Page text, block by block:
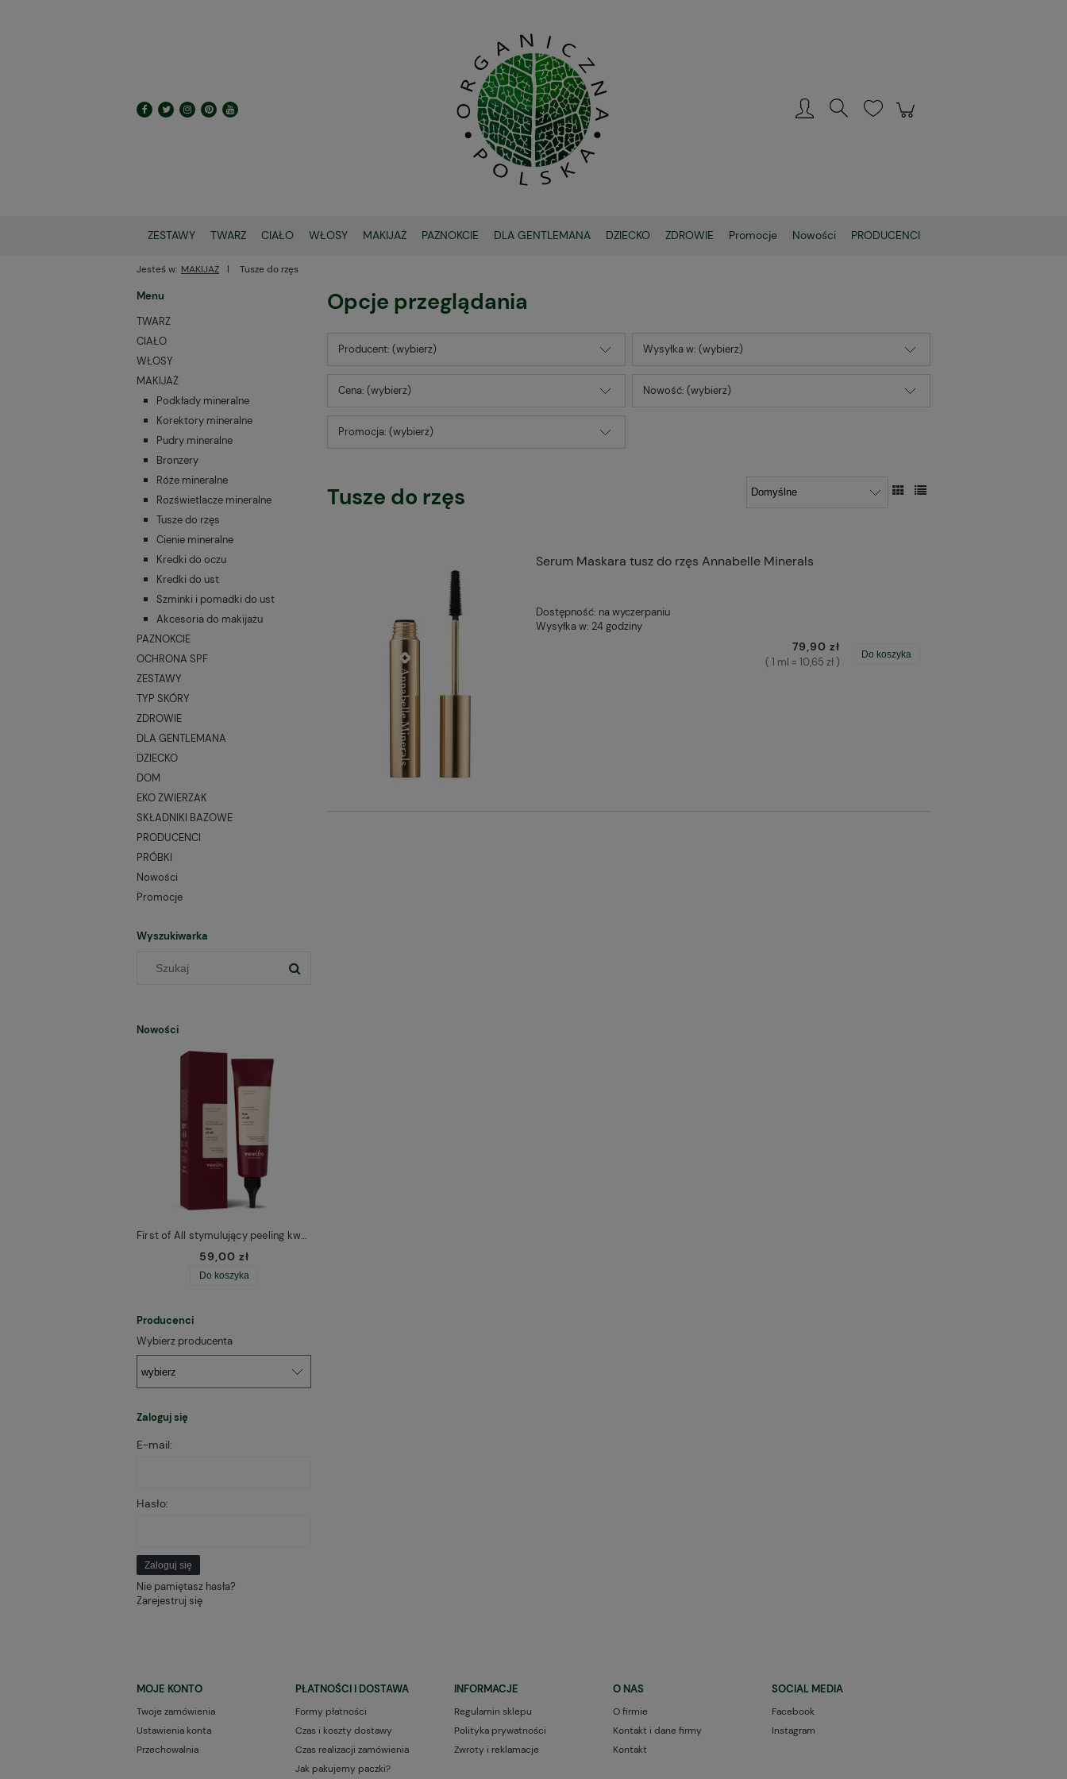
ZESTAWY TWARZ CIAŁO WŁOSY MAKIJAŻ PAZNOKCIE DLA GENTLEMANA DZIECKO ZDROWIE Promocje Nowości PRODUCENCI
Jesteś w: MAKIJAŻ Tusze do rzęs
Menu
TWARZ
CIAŁO
WŁOSY
MAKIJAŻ
Podkłady mineralne
Korektory mineralne
Pudry mineralne
Bronzery
Róże mineralne
Rozświetlacze mineralne
Tusze do rzęs
Cienie mineralne
Kredki do oczu
Kredki do ust
Szminki i pomadki do ust
Akcesoria do makijażu
PAZNOKCIE
OCHRONA SPF
ZESTAWY
TYP SKÓRY
ZDROWIE
DLA GENTLEMANA
DZIECKO
DOM
EKO ZWIERZAK
SKŁADNIKI BAZOWE
PRODUCENCI
PRÓBKI
Nowości
Promocje
Wyszukiwarka
Nowości
First of All stymulujący peeling kwasowy do skóry głowy Resibo
59,00 zł
Do koszyka
Producenci
Wybierz producenta
Zaloguj się
E-mail:
Hasło:
Zaloguj się
Nie pamiętasz hasła?
Zarejestruj się
Opcje przeglądania
Producent: (wybierz) Wysyłka w: (wybierz)
Cena: (wybierz) Nowość: (wybierz)
Promocja: (wybierz)
Tusze do rzęs
Serum Maskara tusz do rzęs Annabelle Minerals
Dostępność: na wyczerpaniu
Wysyłka w: 24 godziny
79,90 zł
( 1 ml = 10,65 zł )
Do koszyka
MOJE KONTO
Twoje zamówienia
Ustawienia konta
Przechowalnia
PŁATNOŚCI I DOSTAWA
Formy płatności
Czas i koszty dostawy
Czas realizacji zamówienia
Jak pakujemy paczki?
INFORMACJE
Regulamin sklepu
Polityka prywatności
Zwroty i reklamacje
O NAS
O firmie
Kontakt i dane firmy
Kontakt
SOCIAL MEDIA
Facebook
Instagram